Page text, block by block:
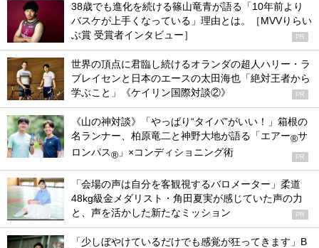
38歳でも進化を続ける篠山竜青が語る「10年前より
バスケが上手くなっている」理由とは。［MVVりらい
ぶ賞 受賞者インタビュー］
PR
世界の頂点に君臨し続けるオランダの超人ハリー・ラ
ブレイセンと日本のエースの太田海也「絶対王者から
学ぶこと」《ケイリン国際対談②》
PR
《山の神対談》「やっぱり“タイパ”がいい！」箱根の
名ランナー、柏原竜二と神野大地が語る「エアー®サ
ロンパス® 」×コンディショニング術 PR
「会場の声は自分を客観視するバロメーター」柔道
48kg級金メダリスト・角田夏実が感じていた声の力
と、声を活かした新たなミッション
PR
「少しぼやけているだけでも感覚が狂ってきます」B